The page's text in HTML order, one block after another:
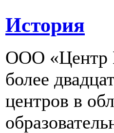
История
ООО «Центр
более
центров в